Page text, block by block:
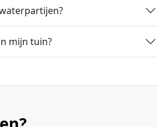
mijn tuin?